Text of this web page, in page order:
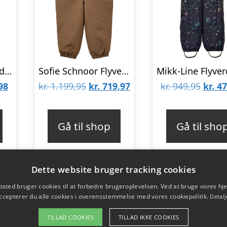
Freds World Flyverdragt – Deep Blue
Den
kr. 499,98.
Sofie Schnoor Flyverdragt – Dusty Brown
kr.1.199,95 Den
kr. 1.199,95.
kr. 719,97Den
kr. 719,97.
Gå til shop
kr.949,95 Den
kr.
kr.
Gå til
Dette website bruger tracking cookies
bruger cookies til at forbedre brugeroplevelsen. Ved at bruge vores
du alle cookies i overensstemmelse med vores cookiepolitik.
TILLAD COOKIES TILLAD IKKE COOKIES